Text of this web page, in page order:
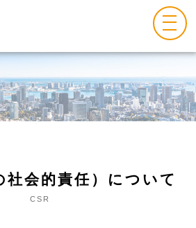
社会的責任）について
CSR